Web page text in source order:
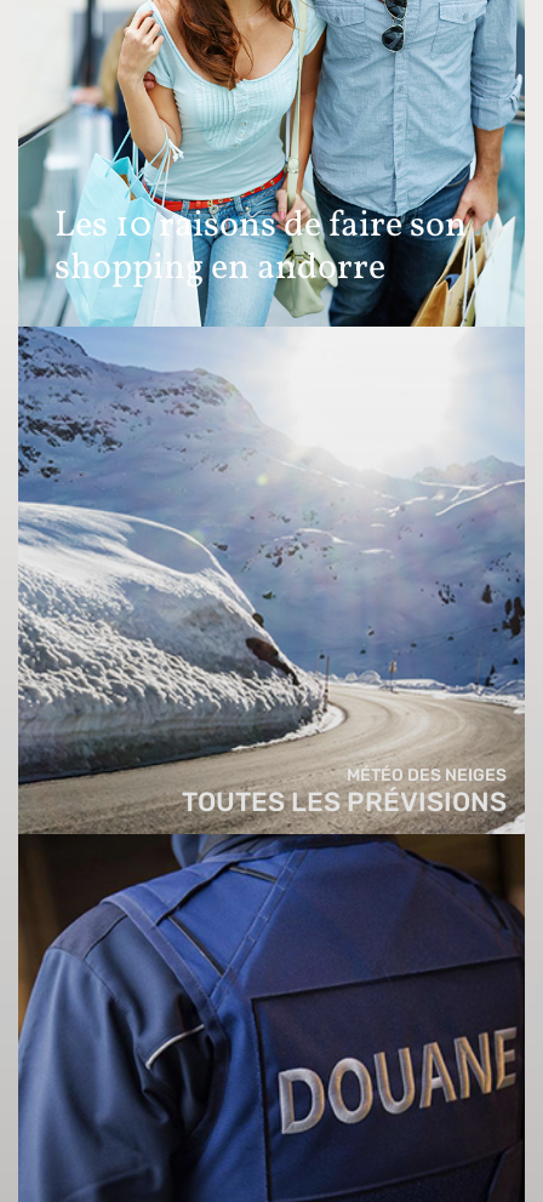
Les 10 raisons de faire son
shopping en andorre
MÉTÉO DES NEIGES
TOUTES LES PRÉVISIONS